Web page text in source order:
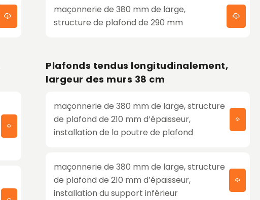
maçonnerie de 380 mm de large,
structure de plafond de 290 mm
Plafonds tendus longitudinalement,
largeur des murs 38 cm
maçonnerie de 380 mm de large, structure
de plafond de 210 mm d’épaisseur,
installation de la poutre de plafond
maçonnerie de 380 mm de large, structure
de plafond de 210 mm d’épaisseur,
installation du support inférieur